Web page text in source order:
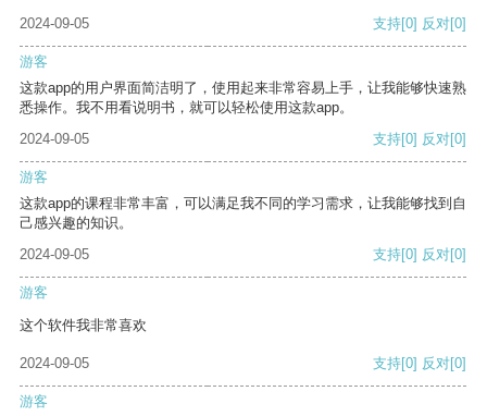
2024-09-05 支持[0] 反对[0]
游客
这款app的用户界面简洁明了，使用起来非常容易上手，让我能够快速熟
悉操作。我不用看说明书，就可以轻松使用这款app。
2024-09-05
支持[0] 反对[0]
游客
这款app的课程非常丰富，可以满足我不同的学习需求，让我能够找到自
己感兴趣的知识。
2024-09-05
支持[0] 反对[0]
游客
这个软件我非常喜欢
2024-09-05 支持[0] 反对[0]
游客